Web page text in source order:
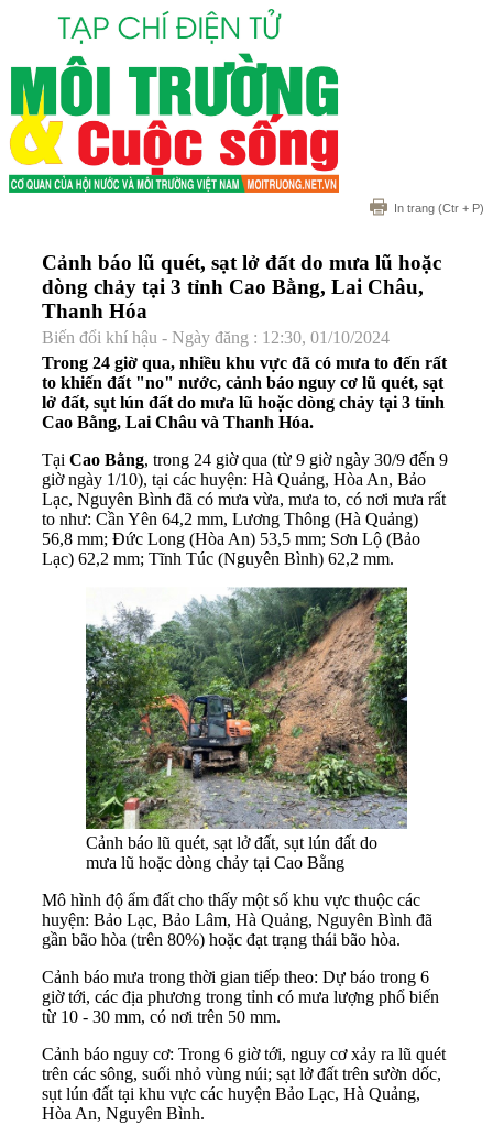
In trang (Ctr + P)
Cảnh báo lũ quét, sạt lở đất do mưa lũ hoặc
dòng chảy tại 3 tỉnh Cao Bằng, Lai Châu,
Thanh Hóa
Biến đổi khí hậu - Ngày đăng : 12:30, 01/10/2024
Trong 24 giờ qua, nhiều khu vực đã có mưa to đến rất
to khiến đất "no" nước, cảnh báo nguy cơ lũ quét, sạt
lở đất, sụt lún đất do mưa lũ hoặc dòng chảy tại 3 tỉnh
Cao Bằng, Lai Châu và Thanh Hóa.
Tại Cao Bằng, trong 24 giờ qua (từ 9 giờ ngày 30/9 đến 9
giờ ngày 1/10), tại các huyện: Hà Quảng, Hòa An, Bảo
Lạc, Nguyên Bình đã có mưa vừa, mưa to, có nơi mưa rất
to như: Cần Yên 64,2 mm, Lương Thông (Hà Quảng)
56,8 mm; Đức Long (Hòa An) 53,5 mm; Sơn Lộ (Bảo
Lạc) 62,2 mm; Tĩnh Túc (Nguyên Bình) 62,2 mm.
Cảnh báo lũ quét, sạt lở đất, sụt lún đất do
mưa lũ hoặc dòng chảy tại Cao Bằng
Mô hình độ ẩm đất cho thấy một số khu vực thuộc các
huyện: Bảo Lạc, Bảo Lâm, Hà Quảng, Nguyên Bình đã
gần bão hòa (trên 80%) hoặc đạt trạng thái bão hòa.
Cảnh báo mưa trong thời gian tiếp theo: Dự báo trong 6
giờ tới, các địa phương trong tỉnh có mưa lượng phổ biến
từ 10 - 30 mm, có nơi trên 50 mm.
Cảnh báo nguy cơ: Trong 6 giờ tới, nguy cơ xảy ra lũ quét
trên các sông, suối nhỏ vùng núi; sạt lở đất trên sườn dốc,
sụt lún đất tại khu vực các huyện Bảo Lạc, Hà Quảng,
Hòa An, Nguyên Bình.